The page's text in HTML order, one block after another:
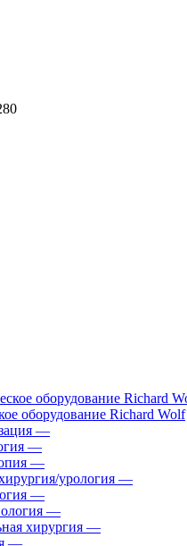
оборудование Richard Wolf
—
—
—
урология —
—
—
хирургия —
—